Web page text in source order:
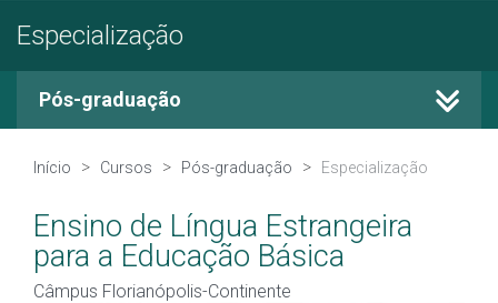
Especialização
Pós-graduação
Cursos Técnicos
Graduação
Qualificação Profissional
Início Cursos Pós-graduação Especialização
Ensino de Língua Estrangeira
para a Educação Básica
Câmpus Florianópolis-Continente